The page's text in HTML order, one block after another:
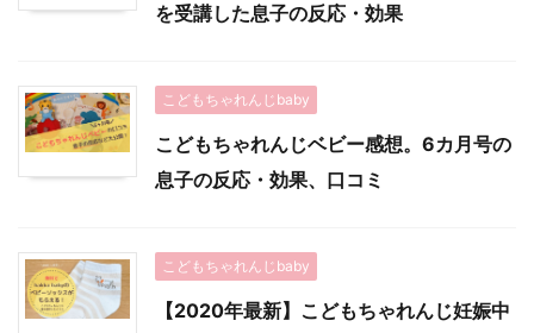
を受講した息子の反応・効果
こどもちゃれんじbaby
こどもちゃれんじベビー感想。6カ月号の
息子の反応・効果、口コミ
こどもちゃれんじbaby
【2020年最新】こどもちゃれんじ妊娠中